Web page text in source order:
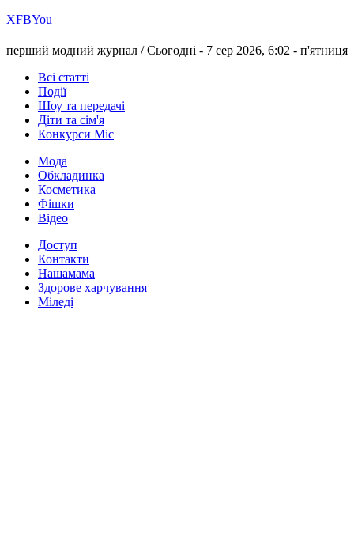
ХFBYou
перший модний журнал /Сьогодні - 7 сер 2026, 6:02 - п'ятниця
Всі статті
Події
Шоу та передачі
Діти та сім'я
Конкурси Міс
Мода
Обкладинка
Косметика
Фішки
Відео
Доступ
Контакти
Нашамама
Здорове харчування
Міледі